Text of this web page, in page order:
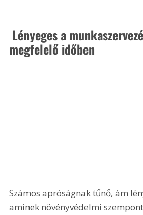
megfelelő időben
Számos apróságnak tűnő, ám
aminek növényvédelmi